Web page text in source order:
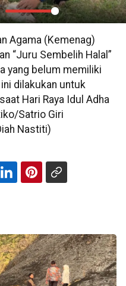
Settings
PIP
Agama (Kemenag)
“Juru Sembelih Halal”
yang belum memiliki
dilakukan untuk
Hari Raya Idul Adha
Satrio Giri
Nastiti)